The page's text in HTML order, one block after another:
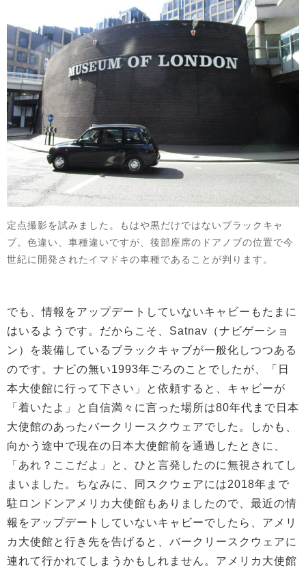
定点撮影を試みました。もはや黒だけではないブラックキャ
ブ。色違い、車種違いですが、後部座席のドアノブの位置で今
世紀に開発されたイマドキの車種であることが判ります。
でも、情報をアップデートしていないキャビーもたまに
はいるようです。だからこそ、Satnav（ナビゲーショ
ン）を装備しているブラックキャブが一般化しつつある
のです。ナビの無い1993年ごろのことでしたが、「日
本大使館に行って下さい」と依頼すると、キャビーが
「着いたよ」と自信満々に言った場所は80年代まで日本
大使館のあったバークリースクウェアでした。しかも、
向かう途中で現在の日本大使館前を通過したときに、
「あれ？ここだよ」と、ひと言発したのに無視されてし
まいました。ちなみに、同スクウェアには2018年まで
駐ロンドンアメリカ大使館もありましたので、最近の情
報をアップデートしていないキャビーでしたら、アメリ
カ大使館と行き先を告げると、バークリースクウェアに
連れて行かれてしまうかもしれません。アメリカ大使館